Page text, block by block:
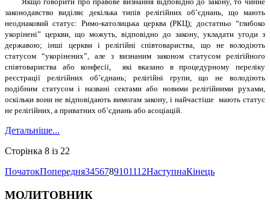
законодавство виділяє декілька типів релігійних об’єднань, що мають
неоднаковий статус: Римо-католицька церква (РКЦ); достатньо “глибоко
укорінені” церкви, що можуть, відповідно до закону, укладати угоди з
державою; інші церкви і релігійні співтовариства, що не володіють
статусом “укорінених”, але з визнаним законом статусом релігійного
співтовариства або конфесії, які вказано в процедурному переліку
реєстрації релігійних об’єднань; релігійні групи, що не володіють
подібним статусом і названі сектами або новими релігійними рухами,
оскільки вони не відповідають вимогам закону, і найчастіше мають статус
не релігійних, а приватних об’єднань або асоціацій.
Детальніше...
Сторінка 8 із 22
ПочатокПопередня3456789101112НаступнаКінець
МОЛИТОВНИК